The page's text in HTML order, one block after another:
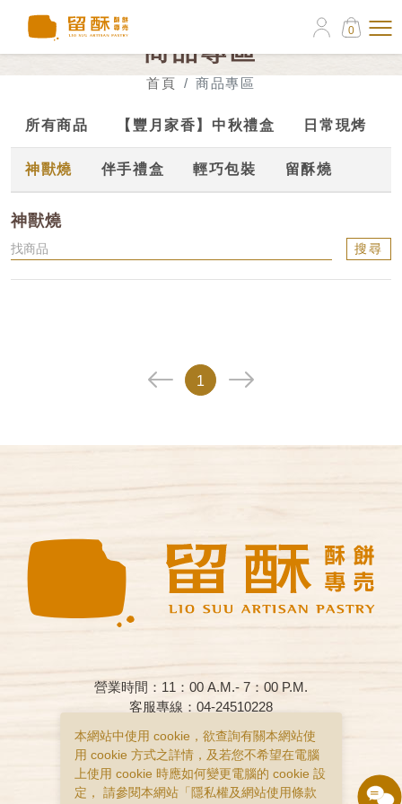
0
商品專區
首頁 商品專區
所有商品 【豐月家香】中秋禮盒 日常現烤
神獸燒 伴手禮盒 輕巧包裝 留酥燒
神獸燒
搜尋
1
營業時間：11：00 A.M.- 7：00 P.M.
客服專線：04-24510228
客服信箱：liosuu.adm@beier.website
客服時間：週一至週日早上11:00 – 19:00
購物說明 隱私權政策 服務條款
本網站中使用 cookie，欲查詢有關本網站使
用 cookie 方式之詳情，及若您不希望在電腦
上使用 cookie 時應如何變更電腦的 cookie 設
定， 請參閱本網站「 隱私權及網站使用條款